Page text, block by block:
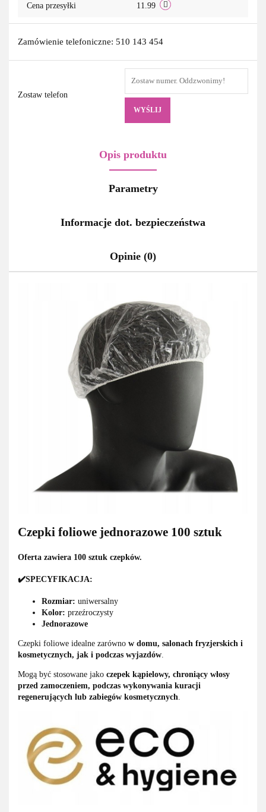
Cena przesyłki 11.99
Zamówienie telefoniczne: 510 143 454
Zostaw telefon
WYŚLIJ
Opis produktu
Parametry
Informacje dot. bezpieczeństwa
Opinie (0)
Czepki foliowe jednorazowe 100 sztuk
Oferta zawiera 100 sztuk czepków.
✔️SPECYFIKACJA:
Rozmiar: uniwersalny
Kolor: przeźroczysty
Jednorazowe
Czepki foliowe idealne zarówno w domu, salonach fryzjerskich i
kosmetycznych, jak i podczas wyjazdów
Mogą być stosowane jako czepek kąpielowy, chroniący włosy
przed zamoczeniem, podczas wykonywania kuracji
regenerujących lub zabiegów kosmetycznych